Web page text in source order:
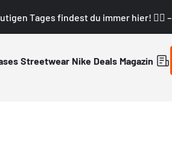
Tages findest du immer hier! 👇🏼 –
Streetwear Nike Deals Magazin